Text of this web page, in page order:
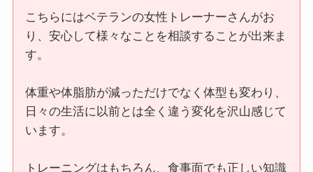
こちらにはベテランの女性トレーナーさんがお
り、安心して様々なことを相談することが出来ま
す。
体重や体脂肪が減っただけでなく体型も変わり、
日々の生活に以前とは全く違う変化を沢山感じて
います。
トレーニングはもちろん、食事面でも正しい知識